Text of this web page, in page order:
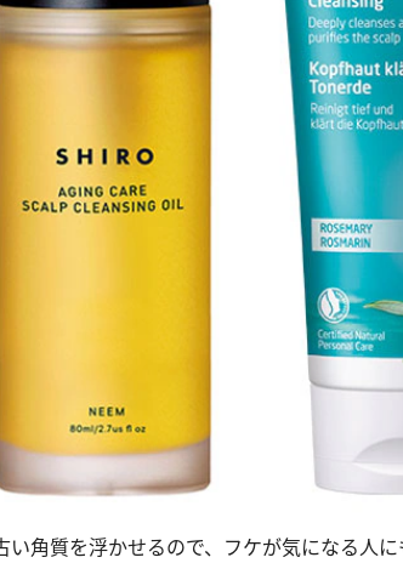
角質を浮かせるので、フケが気になる人